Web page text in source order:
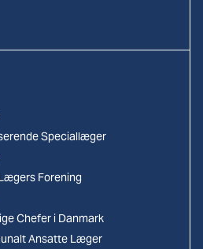
Speciallæger
Forening
Chefer i Danmark
Ansatte Læger